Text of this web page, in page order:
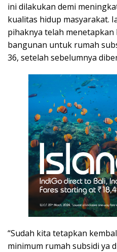
ini dilakukan demi
kualitas hidup masyarakat.
pihaknya telah menetapkan
bangunan untuk rumah
36, setelah sebelumnya
“Sudah kita tetapkan
minimum rumah subsidi ya